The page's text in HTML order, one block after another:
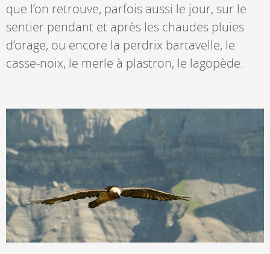
que l’on retrouve, parfois aussi le jour, sur le
sentier pendant et après les chaudes pluies
d’orage, ou encore la perdrix bartavelle, le
casse-noix, le merle à plastron, le lagopède.